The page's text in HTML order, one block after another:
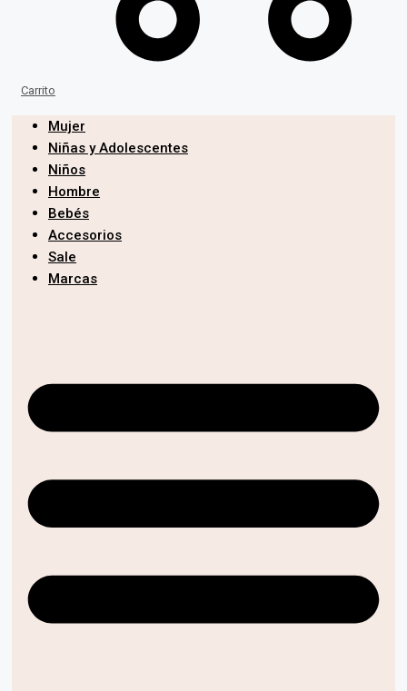
Carrito
Mujer
Niñas y Adolescentes
Niños
Hombre
Bebés
Accesorios
Sale
Marcas